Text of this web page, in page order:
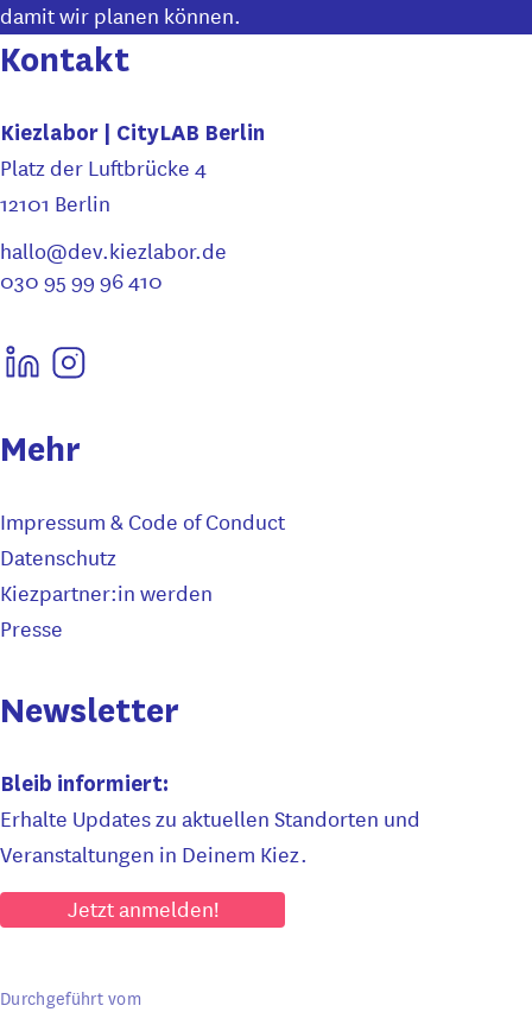
damit wir planen können.
Kontakt
Kiezlabor | CityLAB Berlin
Platz der Luftbrücke 4
12101 Berlin
hallo@dev.kiezlabor.de
030 95 99 96 410
Mehr
Impressum & Code of Conduct
Datenschutz
Kiezpartner:in werden
Presse
Newsletter
Bleib informiert:
Erhalte Updates zu aktuellen Standorten und
Veranstaltungen in Deinem Kiez.
Jetzt anmelden!
Durchgeführt vom